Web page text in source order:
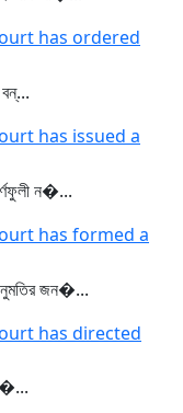
has ordered
বন্...
has issued a
ন�...
has formed a
অনুমতির জন�...
has directed